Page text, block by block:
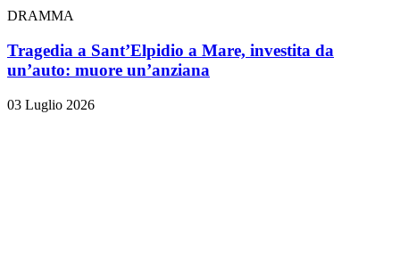
DRAMMA
Tragedia a Sant’Elpidio a Mare, investita da
un’auto: muore un’anziana
03 Luglio 2026